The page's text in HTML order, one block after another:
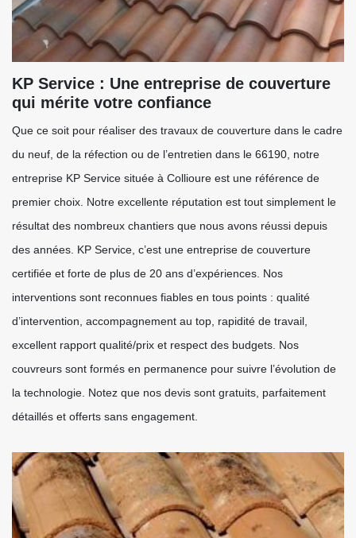
KP Service : Une entreprise de couverture
qui mérite votre confiance
Que ce soit pour réaliser des travaux de couverture dans le cadre
du neuf, de la réfection ou de l’entretien dans le 66190, notre
entreprise KP Service située à Collioure est une référence de
premier choix. Notre excellente réputation est tout simplement le
résultat des nombreux chantiers que nous avons réussi depuis
des années. KP Service, c’est une entreprise de couverture
certifiée et forte de plus de 20 ans d’expériences. Nos
interventions sont reconnues fiables en tous points : qualité
d’intervention, accompagnement au top, rapidité de travail,
excellent rapport qualité/prix et respect des budgets. Nos
couvreurs sont formés en permanence pour suivre l’évolution de
la technologie. Notez que nos devis sont gratuits, parfaitement
détaillés et offerts sans engagement.